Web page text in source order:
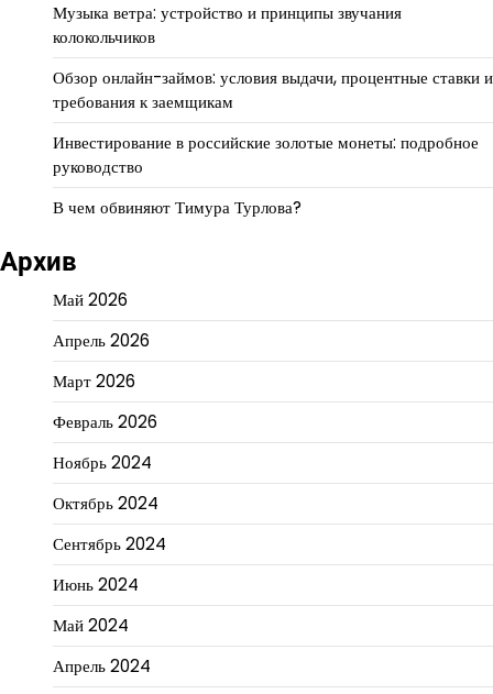
Музыка ветра: устройство и принципы звучания
колокольчиков
Обзор онлайн-займов: условия выдачи, процентные ставки и
требования к заемщикам
Инвестирование в российские золотые монеты: подробное
руководство
В чем обвиняют Тимура Турлова?
Архив
Май 2026
Апрель 2026
Март 2026
Февраль 2026
Ноябрь 2024
Октябрь 2024
Сентябрь 2024
Июнь 2024
Май 2024
Апрель 2024